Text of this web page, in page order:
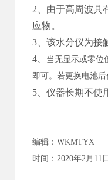
2、 由于高周波具
应物。
3、 该水分仪为接
4、
当无显示或零位
即可。若更换电池
5、仪器长期不使
编辑：WKMTYX
时间：2020年2月11日